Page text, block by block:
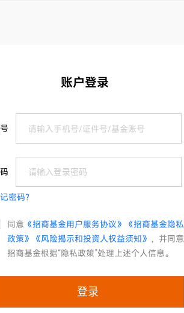
账户登录
密码?
同意 《招商基金用户服务协议》
《招商基金隐私
政策》
《风险揭示和投资人权益须知》 ，并同意
招商基金根据“隐私政策”处理上述个人信息。
登录